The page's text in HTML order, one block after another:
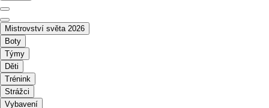
Mistrovství světa 2026
Boty
Týmy
Děti
Trénink
Strážci
Vybavení